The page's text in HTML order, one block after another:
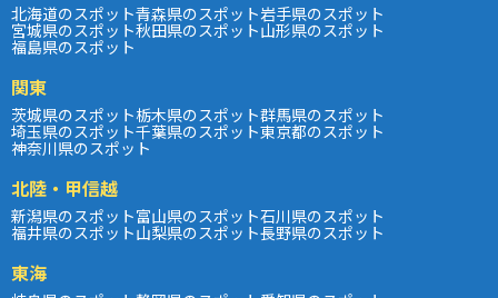
北海道のスポット青森県のスポット岩手県のスポット
宮城県のスポット秋田県のスポット山形県のスポット
福島県のスポット
関東
茨城県のスポット栃木県のスポット群馬県のスポット
埼玉県のスポット千葉県のスポット東京都のスポット
神奈川県のスポット
北陸・甲信越
新潟県のスポット富山県のスポット石川県のスポット
福井県のスポット山梨県のスポット長野県のスポット
東海